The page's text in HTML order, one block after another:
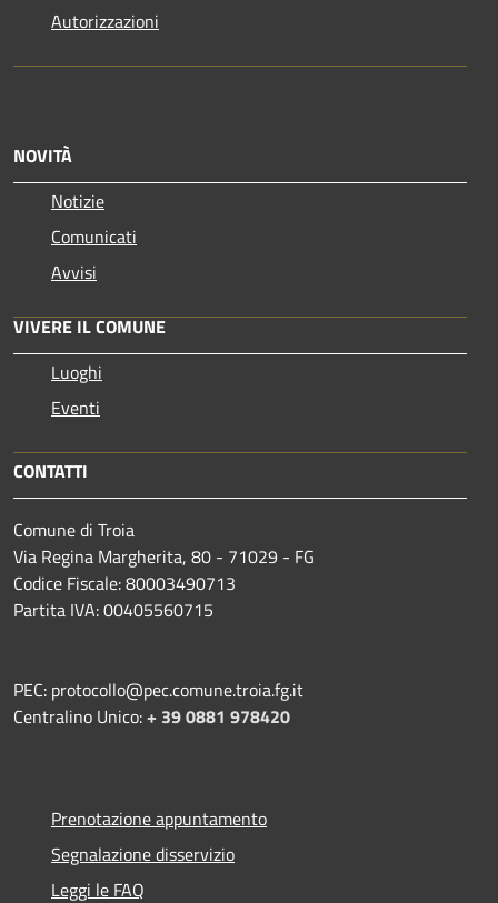
Autorizzazioni
NOVITÀ
Notizie
Comunicati
Avvisi
VIVERE IL COMUNE
Luoghi
Eventi
CONTATTI
Comune di Troia
Via Regina Margherita, 80 - 71029 - FG
Codice Fiscale: 80003490713
Partita IVA: 00405560715
PEC: protocollo@pec.comune.troia.fg.it
Centralino Unico:+ 39 0881 978420
Prenotazione appuntamento
Segnalazione disservizio
Leggi le FAQ